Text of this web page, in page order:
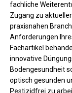
fachliche
Zugang zu
praxisnahen
Anforderungen
Fachartikel
innovative
Bodengesundheit
optisch gesunden
Pestizidfrei zu